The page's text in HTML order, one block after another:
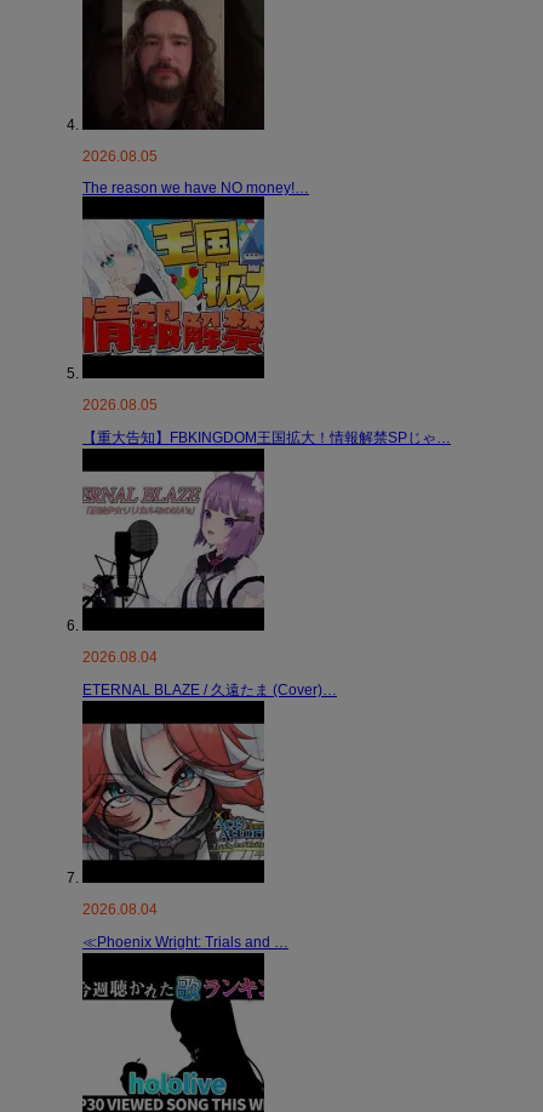
2026.08.05
The reason we have NO money!…
2026.08.05
【重大告知】FBKINGDOM王国拡大！情報解禁SPじゃ…
2026.08.04
ETERNAL BLAZE / 久遠たま (Cover)…
2026.08.04
≪Phoenix Wright: Trials and …